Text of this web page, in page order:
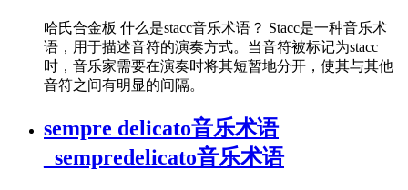
哈氏合金板 什么是stacc音乐术语？ Stacc是一种音乐术
语，用于描述音符的演奏方式。当音符被标记为stacc
时，音乐家需要在演奏时将其短暂地分开，使其与其他
音符之间有明显的间隔。
sempre delicato音乐术语
_sempredelicato音乐术语